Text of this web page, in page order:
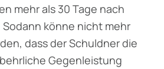
mehr als 30 Tage nach
könne nicht mehr
dass der Schuldner die
Gegenleistung